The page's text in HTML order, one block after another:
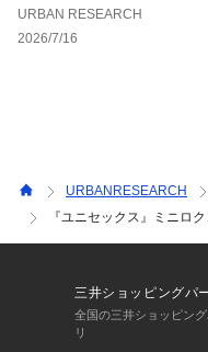
ンジ◎
【2024 Spring/Summer
※A4サイズ収納可能
総重量 : 約130g
※商品画像は、光の当た
URBAN RESEARCH
2026/7/16
URBANRESEARCH
『ユニセックス』ミニロ
三井ショッピングパ
全国の三井ショッピン
リ